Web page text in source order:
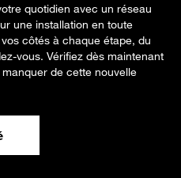
quotidien avec un réseau
une installation en toute
côtés à chaque étape, du
vous. Vérifiez dès maintenant
de cette nouvelle